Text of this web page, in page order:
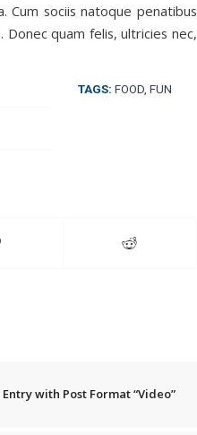
Cum sociis natoque penatibus
quam felis, ultricies nec,
TAGS: FOOD,FUN
Entry with Post Format “Video”